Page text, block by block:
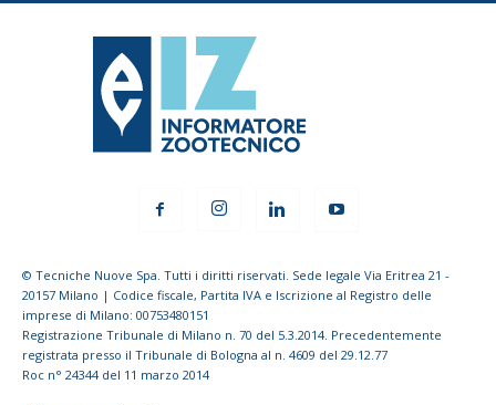
© Tecniche Nuove Spa. Tutti i diritti riservati. Sede legale Via Eritrea 21 -
20157 Milano | Codice fiscale, Partita IVA e Iscrizione al Registro delle
imprese di Milano: 00753480151
Registrazione Tribunale di Milano n. 70 del 5.3.2014. Precedentemente
registrata presso il Tribunale di Bologna al n. 4609 del 29.12.77
Roc n° 24344 del 11 marzo 2014